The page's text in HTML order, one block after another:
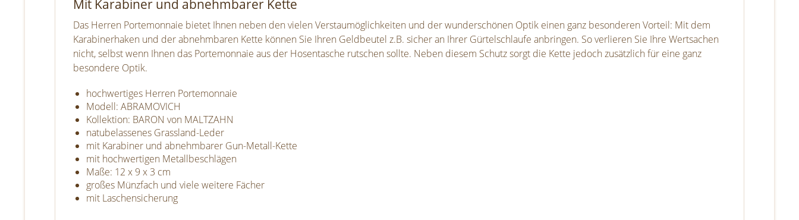
Mit Karabiner und abnehmbarer Kette
Das Herren Portemonnaie bietet Ihnen neben den vielen Verstaumöglichkeiten und der wunderschönen Optik einen ganz besonderen Vorteil: Mit dem
Karabinerhaken und der abnehmbaren Kette können Sie Ihren Geldbeutel z.B. sicher an Ihrer Gürtelschlaufe anbringen. So verlieren Sie Ihre Wertsachen
nicht, selbst wenn Ihnen das Portemonnaie aus der Hosentasche rutschen sollte. Neben diesem Schutz sorgt die Kette jedoch zusätzlich für eine ganz
besondere Optik.
hochwertiges Herren Portemonnaie
Modell: ABRAMOVICH
Kollektion: BARON von MALTZAHN
natubelassenes Grassland-Leder
mit Karabiner und abnehmbarer Gun-Metall-Kette
mit hochwertigen Metallbeschlägen
Maße: 12 x 9 x 3 cm
großes Münzfach und viele weitere Fächer
mit Laschensicherung